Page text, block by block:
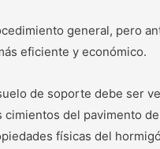
general, pero
eficiente y económico.
de soporte debe ser
cimientos del pavimento
físicas del